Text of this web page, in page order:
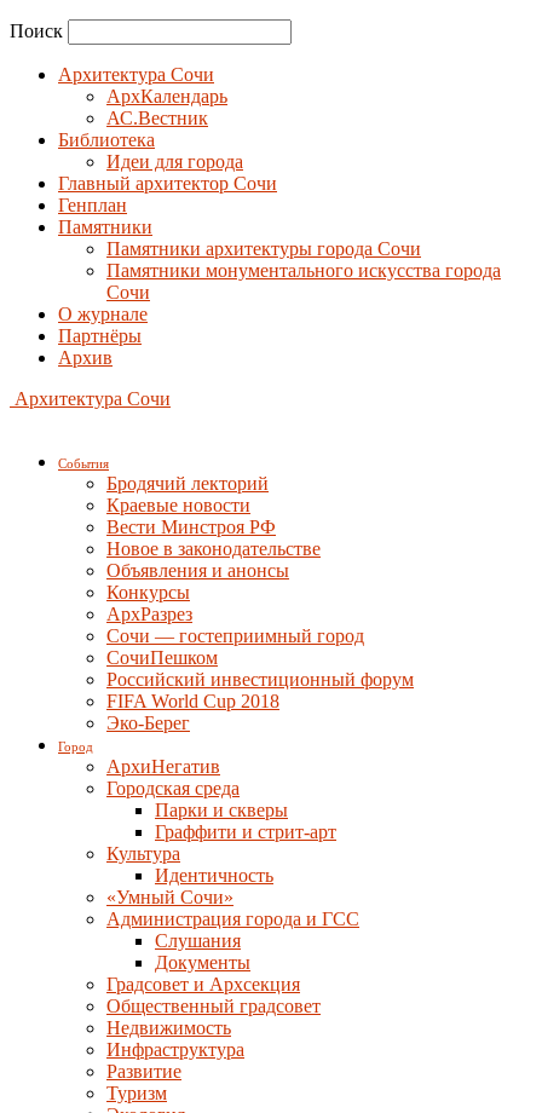
Поиск
Архитектура Сочи
АрхКалендарь
АС.Вестник
Библиотека
Идеи для города
Главный архитектор Сочи
Генплан
Памятники
Памятники архитектуры города Сочи
Памятники монументального искусства города
Сочи
О журнале
Партнёры
Архив
Архитектура Сочи
События
Бродячий лекторий
Краевые новости
Вести Минстроя РФ
Новое в законодательстве
Объявления и анонсы
Конкурсы
АрхРазрез
Сочи — гостеприимный город
СочиПешком
Российский инвестиционный форум
FIFA World Cup 2018
Эко-Берег
Город
АрхиНегатив
Городская среда
Парки и скверы
Граффити и стрит-арт
Культура
Идентичность
«Умный Сочи»
Администрация города и ГСС
Слушания
Документы
Градсовет и Архсекция
Общественный градсовет
Недвижимость
Инфраструктура
Развитие
Туризм